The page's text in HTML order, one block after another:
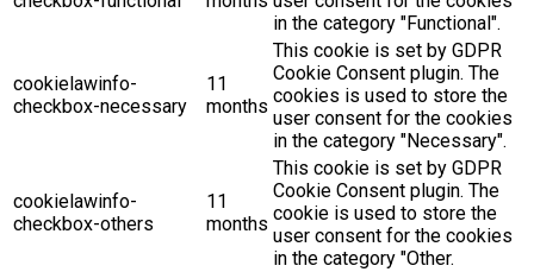
in the category "Functional".
cookielawinfo-
checkbox-necessary
11
months
This cookie is set by GDPR
Cookie Consent plugin. The
cookies is used to store the
user consent for the cookies
in the category "Necessary".
cookielawinfo-
checkbox-others
11
months
This cookie is set by GDPR
Cookie Consent plugin. The
cookie is used to store the
user consent for the cookies
in the category "Other.